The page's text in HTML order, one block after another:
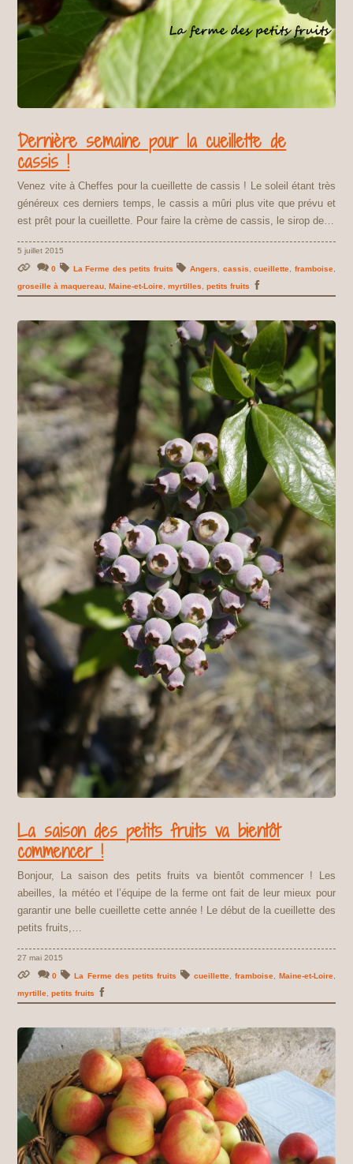
Dernière semaine pour la cueillette de
cassis !
Venez vite à Cheffes pour la cueillette de cassis ! Le soleil étant très
généreux ces derniers temps, le cassis a mûri plus vite que prévu et
est prêt pour la cueillette. Pour faire la crème de cassis, le sirop de…
5 juillet 2015
0 La Ferme des petits fruits Angers, cassis,cueillette, framboise,
groseille à maquereau,Maine-et-Loire,myrtilles,petits fruits
La saison des petits fruits va bientôt
commencer !
Bonjour, La saison des petits fruits va bientôt commencer ! Les
abeilles, la météo et l’équipe de la ferme ont fait de leur mieux pour
garantir une belle cueillette cette année ! Le début de la cueillette des
petits fruits,…
27 mai 2015
0 La Ferme des petits fruits cueillette, framboise, Maine-et-Loire,
myrtille,petits fruits